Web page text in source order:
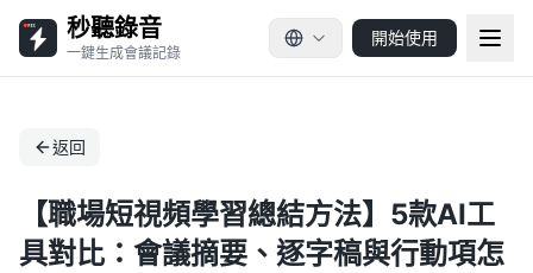
秒聽錄音
一鍵生成會議記錄
開始使用
返回
【職場短視頻學習總結方法】5款AI工
具對比：會議摘要、逐字稿與行動項怎